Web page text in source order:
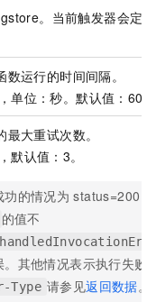
。当前触发器会定
运行的时间间隔。
单位：秒。默认值：60。
大重试次数。
默认值：3。
功的情况为 status=200
的值不
。其他情况表示执行失败
Type 请参见返回数据。